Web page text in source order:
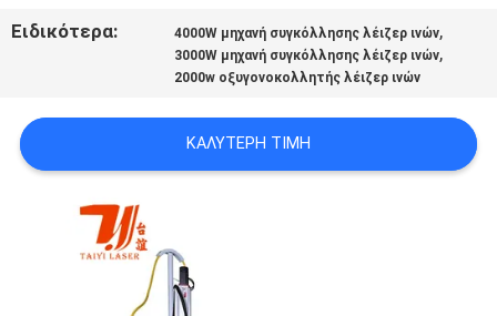
SITEMAP
POLICY
Ειδικότερα: 4000W μηχανή συγκόλλησης λέιζερ ινών,
3000W μηχανή συγκόλλησης λέιζερ ινών,
2000w οξυγονοκολλητής λέιζερ ινών
ΚΑΛΎΤΕΡΗ ΤΙΜΉ